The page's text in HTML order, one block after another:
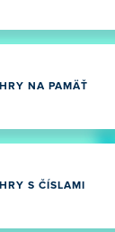
HRY NA PAMÄŤ
HRY S ČÍSLAMI